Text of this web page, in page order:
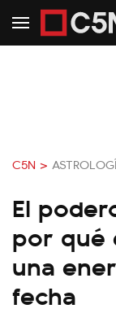
C5N >
El
por qué
una
fecha